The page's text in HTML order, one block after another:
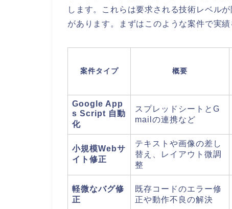
します。これらは要求される技術レベル
があります。まずはこのような案件で実績
案件タイプ 概要
Google App
s Script 自動
化
スプレッドシートとG
mailの連携など
小規模Webサ
イト修正
テキストや画像の差し
替え、レイアウト微調
整
軽微なバグ修
正
既存コードのエラー修
正や動作不良の解決